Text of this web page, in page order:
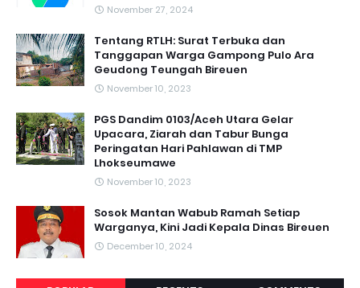
November 27, 2024
Tentang RTLH: Surat Terbuka dan
Tanggapan Warga Gampong Pulo Ara
Geudong Teungah Bireuen
November 10, 2023
PGS Dandim 0103/Aceh Utara Gelar
Upacara, Ziarah dan Tabur Bunga
Peringatan Hari Pahlawan di TMP
Lhokseumawe
November 10, 2023
Sosok Mantan Wabub Ramah Setiap
Warganya, Kini Jadi Kepala Dinas Bireuen
December 10, 2024